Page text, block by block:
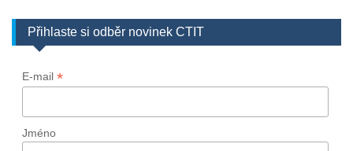
Přihlaste si odběr novinek CTIT
E-mail *
Jméno